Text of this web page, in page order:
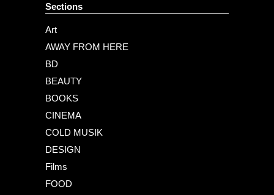
Sections
Art
AWAY FROM HERE
BD
BEAUTY
BOOKS
CINEMA
COLD MUSIK
DESIGN
Films
FOOD